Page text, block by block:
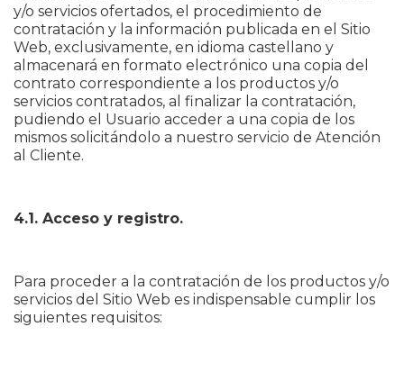
y/o servicios ofertados, el procedimiento de
contratación y la información publicada en el Sitio
Web, exclusivamente, en idioma castellano y
almacenará en formato electrónico una copia del
contrato correspondiente a los productos y/o
servicios contratados, al finalizar la contratación,
pudiendo el Usuario acceder a una copia de los
mismos solicitándolo a nuestro servicio de Atención
al Cliente.
4.1. Acceso y registro.
Para proceder a la contratación de los productos y/o
servicios del Sitio Web es indispensable cumplir los
siguientes requisitos: